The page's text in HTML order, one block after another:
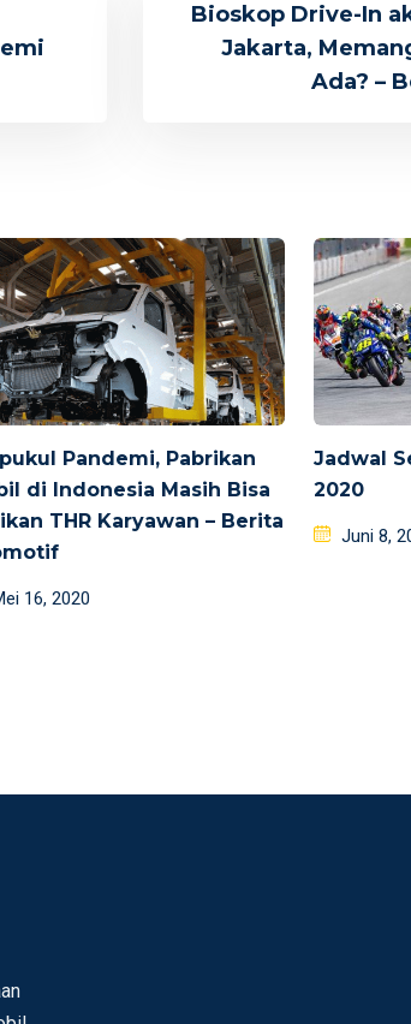
Bioskop Drive-In
Jakarta,
Ada? –
Pandemi, Pabrikan
di Indonesia Masih Bisa
THR Karyawan – Berita
16, 2020
Jadwal
2020
Posted
Juni 8,